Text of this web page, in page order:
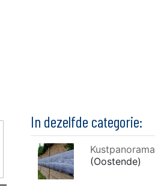
In dezelfde categorie:
Kustpanorama
(Oostende)